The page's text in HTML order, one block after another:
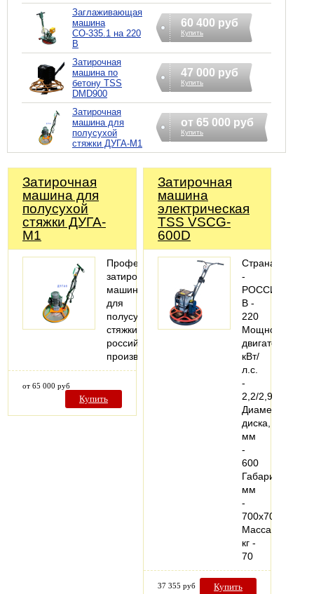
Заглаживающая
машина
СО-335.1 на 220
В
60 400 руб
Купить
Затирочная
машина по
бетону TSS
DMD900
47 000 руб
Купить
Затирочная
машина для
полусухой
стяжки ДУГА-М1
от 65 000 руб
Купить
Затирочная
машина для
полусухой
стяжки ДУГА-
М1
Профессиональная
затирочная
машина
для
полусухой
стяжки
российского
производства
от 65 000 руб
Купить
Затирочная
машина
электрическая
TSS VSCG-
600D
Страна
-
В -
220
Мощность
двигателя,
кВт/
л.с.
-
2,2/2,99
Диаметр
диска,
мм
-
600
Габариты,
мм
-
700х700х320
Масса,
кг -
70
37 355 руб Купить